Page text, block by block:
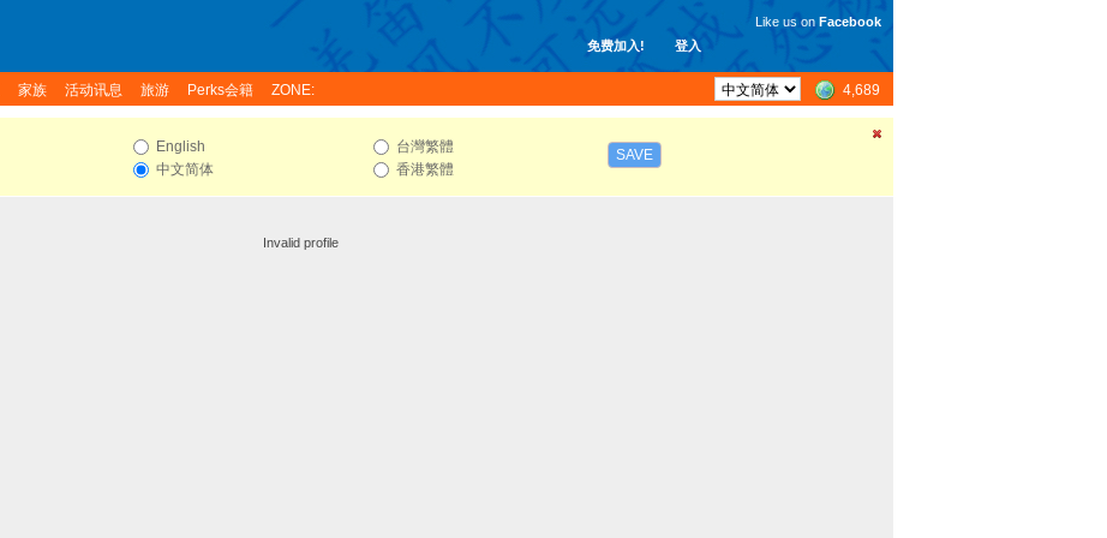
免费加入! 登入
Like us on Facebook
家族 活动讯息 旅游 Perks会籍 ZONE: 4,689
English
中文简体
台灣繁體
香港繁體
SAVE
Invalid profile